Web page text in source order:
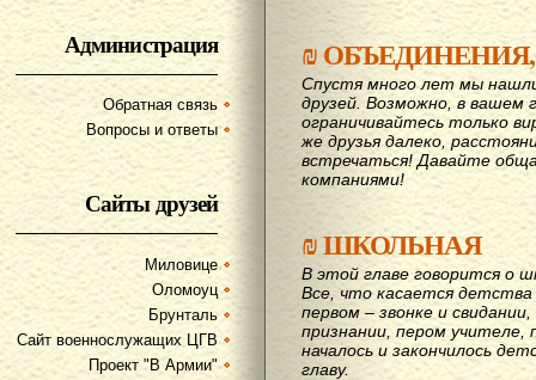
Администрация
Обратная связь
Вопросы и ответы
Сайты друзей
Миловице
Оломоуц
Брунталь
Сайт военнослужащих ЦГВ
Проект "В Армии"
₪
Спустя много лет мы
друзей. Возможно, в вашем
ограничивайтесь только
же друзья далеко,
вcтречаться! Давайте
компаниями!
₪ШКОЛЬНАЯ
В этой главе говорится о
Все, что касается
первом – звонке и
признании, пером учителе,
началось и закончилось
главу.